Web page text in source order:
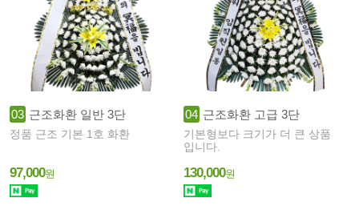
03 근조화환 일반 3단
정품 근조 기본 1호 화환
97,000원
04 근조화환 고급 3단
기본형보다 크기가 더 큰 상품
입니다.
130,000원